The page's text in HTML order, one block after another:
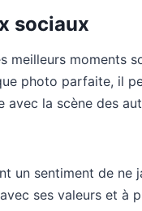
sociaux
meilleurs moments
photo parfaite, il
la scène des
un sentiment de ne
ses valeurs et à